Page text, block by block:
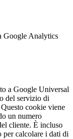
Google Analytics
a Google Universal
del servizio di
cookie viene
un numero
cliente. È incluso
calcolare i dati di